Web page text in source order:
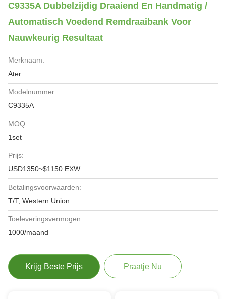
C9335A Dubbelzijdig Draaiend En Handmatig /
Automatisch Voedend Remdraaibank Voor
Nauwkeurig Resultaat
Merknaam:
Ater
Modelnummer:
C9335A
MOQ:
1set
Prijs:
USD1350~$1150 EXW
Betalingsvoorwaarden:
T/T, Western Union
Toeleveringsvermogen:
1000/maand
Krijg Beste Prijs Praatje Nu